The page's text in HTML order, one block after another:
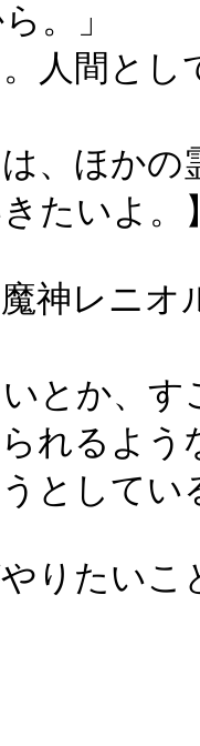
。」
。人間と
、ほかの
たいよ。
神レニ
とか、
れるよ
として
りたい